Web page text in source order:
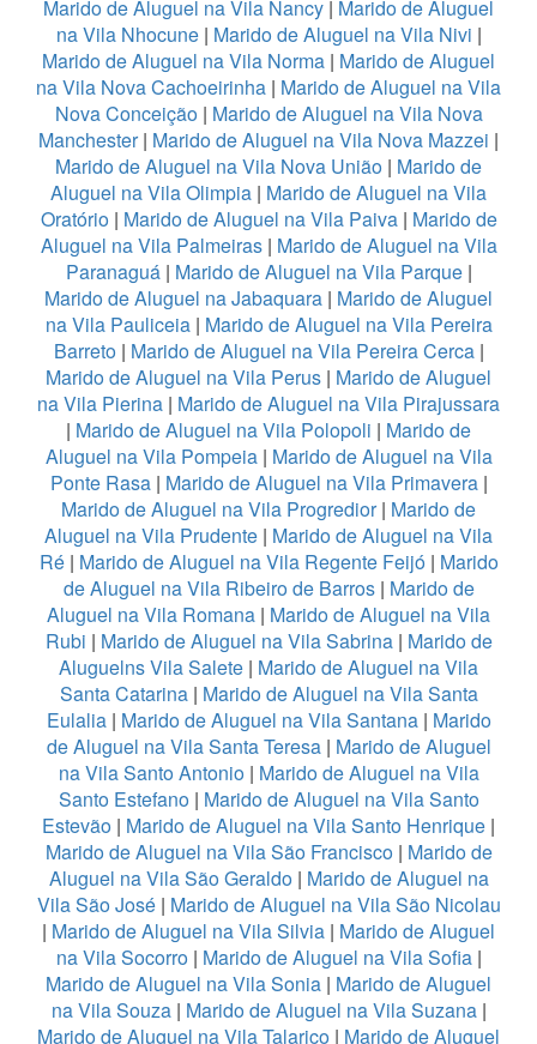
Marido de Aluguel na Vila Nancy | Marido de Aluguel
na Vila Nhocune| Marido de Aluguel na Vila Nivi |
Marido de Aluguel na Vila Norma | Marido de Aluguel
na Vila Nova Cachoeirinha | Marido de Aluguel na Vila
Nova Conceição| Marido de Aluguel na Vila Nova
Manchester| Marido de Aluguel na Vila Nova Mazzei |
Marido de Aluguel na Vila Nova União | Marido de
Aluguel na Vila Olimpia | Marido de Aluguel na Vila
Oratório| Marido de Aluguel na Vila Paiva| Marido de
Aluguel na Vila Palmeiras| Marido de Aluguel na Vila
Paranaguá| Marido de Aluguel na Vila Parque|
Marido de Aluguel na Jabaquara | Marido de Aluguel
na Vila Pauliceia| Marido de Aluguel na Vila Pereira
Barreto| Marido de Aluguel na Vila Pereira Cerca|
Marido de Aluguel na Vila Perus | Marido de Aluguel
na Vila Pierina | Marido de Aluguel na Vila Pirajussara
| Marido de Aluguel na Vila Polopoli | Marido de
Aluguel na Vila Pompeia| Marido de Aluguel na Vila
Ponte Rasa| Marido de Aluguel na Vila Primavera|
Marido de Aluguel na Vila Progredior| Marido de
Aluguel na Vila Prudente | Marido de Aluguel na Vila
Ré| Marido de Aluguel na Vila Regente Feijó| Marido
de Aluguel na Vila Ribeiro de Barros| Marido de
Aluguel na Vila Romana | Marido de Aluguel na Vila
Rubi | Marido de Aluguel na Vila Sabrina| Marido de
Aluguelns Vila Salete | Marido de Aluguel na Vila
Santa Catarina| Marido de Aluguel na Vila Santa
Eulalia| Marido de Aluguel na Vila Santana| Marido
de Aluguel na Vila Santa Teresa| Marido de Aluguel
na Vila Santo Antonio| Marido de Aluguel na Vila
Santo Estefano| Marido de Aluguel na Vila Santo
Estevão | Marido de Aluguel na Vila Santo Henrique |
Marido de Aluguel na Vila São Francisco| Marido de
Aluguel na Vila São Geraldo| Marido de Aluguel na
Vila São José| Marido de Aluguel na Vila São Nicolau
| Marido de Aluguel na Vila Silvia | Marido de Aluguel
na Vila Socorro| Marido de Aluguel na Vila Sofia|
Marido de Aluguel na Vila Sonia | Marido de Aluguel
na Vila Souza| Marido de Aluguel na Vila Suzana|
Marido de Aluguel na Vila Talarico | Marido de Aluguel